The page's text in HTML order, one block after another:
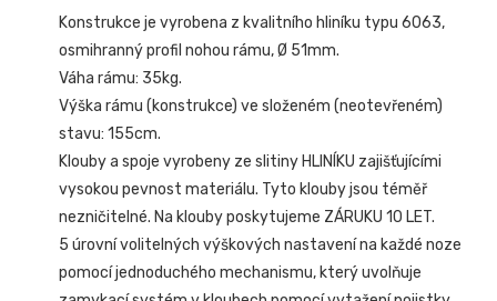
Konstrukce je vyrobena z kvalitního hliníku typu 6063,
osmihranný profil nohou rámu, Ø 51mm.
Váha rámu: 35kg.
Výška rámu (konstrukce) ve složeném (neotevřeném)
stavu: 155cm.
Klouby a spoje vyrobeny ze slitiny HLINÍKU zajišťujícími
vysokou pevnost materiálu. Tyto klouby jsou téměř
nezničitelné. Na klouby poskytujeme ZÁRUKU 10 LET.
5 úrovní volitelných výškových nastavení na každé noze
pomocí jednoduchého mechanismu, který uvolňuje